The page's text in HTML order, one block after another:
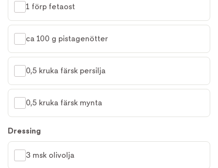
1 förp fetaost
ca 100 g pistagenötter
0,5 kruka färsk persilja
0,5 kruka färsk mynta
Dressing
3 msk olivolja